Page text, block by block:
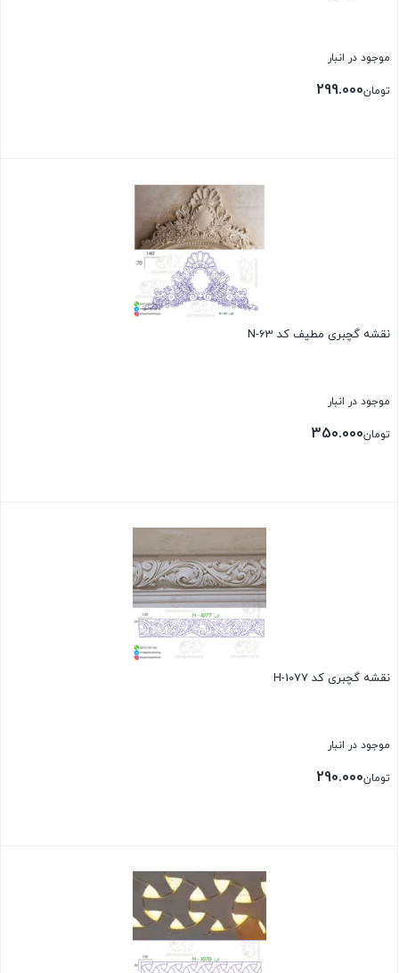
موجود در انبار
تومان299.000
نقشه گچبری مطیف کد N-63
موجود در انبار
تومان350.000
نقشه گچبری کد H-1077
موجود در انبار
تومان290.000